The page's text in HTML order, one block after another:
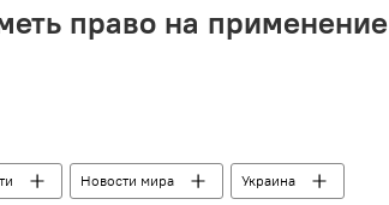
право на применение
Новости мира
Украина